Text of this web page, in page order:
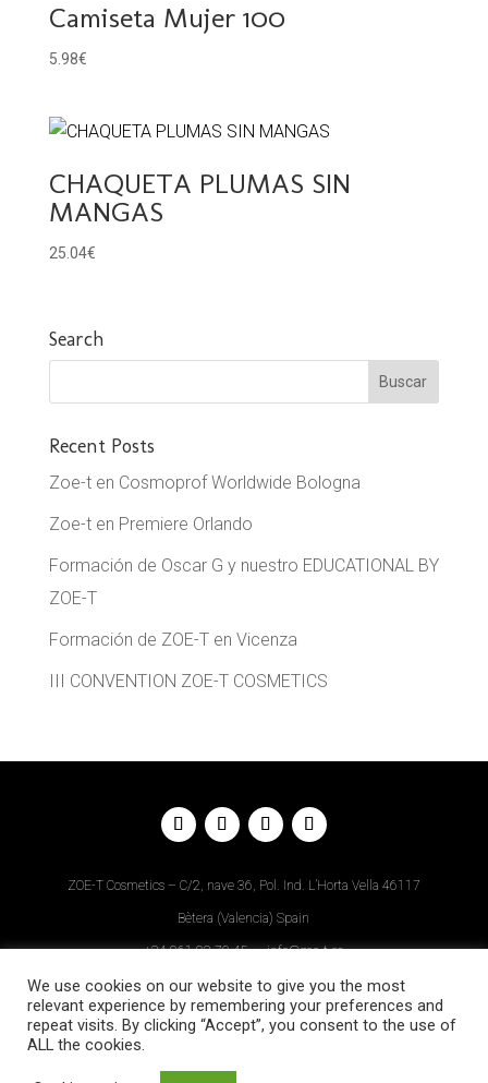
Camiseta Mujer 100
5.98€
CHAQUETA PLUMAS SIN
MANGAS
25.04€
Search
Recent Posts
Zoe-t en Cosmoprof Worldwide Bologna
Zoe-t en Premiere Orlando
Formación de Oscar G y nuestro EDUCATIONAL BY
ZOE-T
Formación de ZOE-T en Vicenza
III CONVENTION ZOE-T COSMETICS
ZOE-T Cosmetics – C/2, nave 36, Pol. Ind. L’Horta Vella 46117
Bètera (Valencia) Spain
+34961 93 70 45–info@zoe-t.es
Aviso Legal–Política de Privacidad– Política de Cookies–Diseño
Web
We use cookies on our website to give you the most
relevant experience by remembering your preferences and
repeat visits. By clicking “Accept”, you consent to the use of
ALL the cookies.